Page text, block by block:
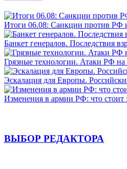
Итоги 06.08: Санкции против РФ
Банкет генералов. Последствия
Грязные технологии. Атаки РФ
Эскалация для Европы.
Изменения в армии РФ: что стоит
ВЫБОР РЕДАКТОРА